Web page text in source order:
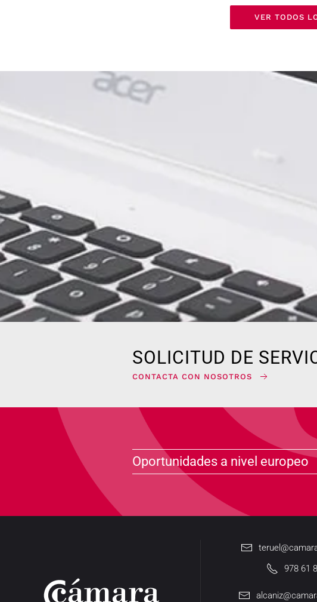
VER TODOS
SOLICITUD DE
CONTACTA CON NOSOTROS
Oportunidades a nivel europeo
978 61